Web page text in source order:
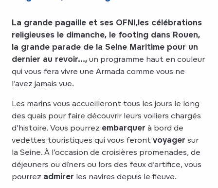
La grande pagaille et ses OFNI,les célébrations
religieuses le dimanche, le footing dans Rouen,
la grande parade de la Seine Maritime pour un
dernier au revoir…, un programme haut en couleur
qui vous fera vivre une Armada comme vous ne
l’avez jamais vue.
Les marins vous accueilleront tous les jours le long
des quais pour faire découvrir leurs voiliers chargés
d’histoire. Vous pourrez embarquer à bord de
vedettes touristiques qui vous feront voyager sur
la Seine. À l’occasion de croisières promenades, de
déjeuners ou dîners ou lors des feux d’artifice, vous
pourrez admirer les navires depuis le fleuve.